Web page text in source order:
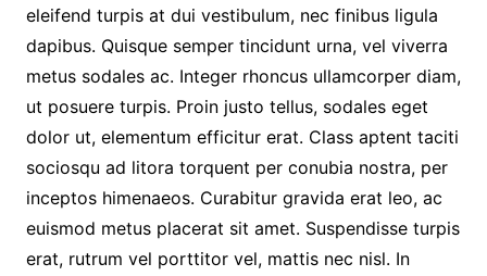
eleifend turpis at dui vestibulum, nec finibus ligula
dapibus. Quisque semper tincidunt urna, vel viverra
metus sodales ac. Integer rhoncus ullamcorper diam,
ut posuere turpis. Proin justo tellus, sodales eget
dolor ut, elementum efficitur erat. Class aptent taciti
sociosqu ad litora torquent per conubia nostra, per
inceptos himenaeos. Curabitur gravida erat leo, ac
euismod metus placerat sit amet. Suspendisse turpis
erat, rutrum vel porttitor vel, mattis nec nisl. In